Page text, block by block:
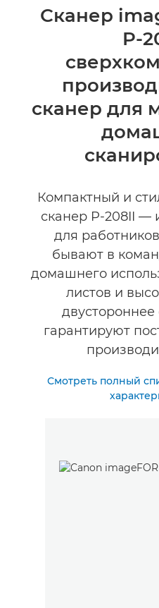
Общая информация
Технические характеристики
Сканер
P-
сканер для
Компактный и
сканер P-208II —
для
бывают в
домашнего
листов и
гарантируют
Смотреть полный